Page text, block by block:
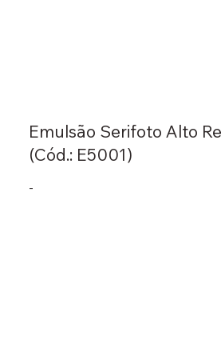
Emulsão Serifoto Alto
(Cód.: E5001)
-